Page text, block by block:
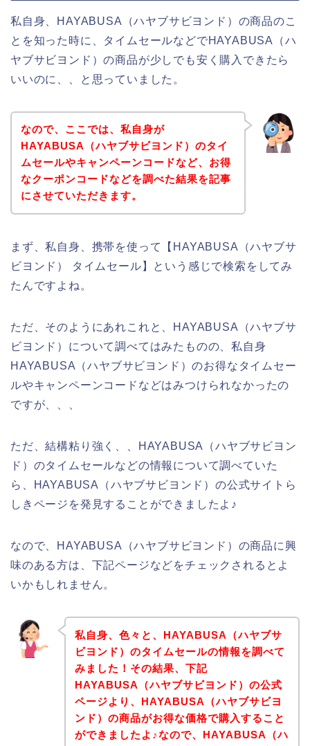
私自身、HAYABUSA（ハヤブサビヨンド）の商品のこ
とを知った時に、タイムセールなどでHAYABUSA（ハ
ヤブサビヨンド）の商品が少しでも安く購入できたら
いいのに、、と思っていました。
なので、ここでは、私自身が
HAYABUSA（ハヤブサビヨンド）のタイ
ムセールやキャンペーンコードなど、お得
なクーポンコードなどを調べた結果を記事
にさせていただきます。
まず、私自身、携帯を使って【HAYABUSA（ハヤブサ
ビヨンド） タイムセール】という感じで検索をしてみ
たんですよね。
ただ、そのようにあれこれと、HAYABUSA（ハヤブサ
ビヨンド）について調べてはみたものの、私自身
HAYABUSA（ハヤブサビヨンド）のお得なタイムセー
ルやキャンペーンコードなどはみつけられなかったの
ですが、、、
ただ、結構粘り強く、、HAYABUSA（ハヤブサビヨン
ド）のタイムセールなどの情報について調べていた
ら、HAYABUSA（ハヤブサビヨンド）の公式サイトら
しきページを発見することができましたよ♪
なので、HAYABUSA（ハヤブサビヨンド）の商品に興
味のある方は、下記ページなどをチェックされるとよ
いかもしれません。
私自身、色々と、HAYABUSA（ハヤブサ
ビヨンド）のタイムセールの情報を調べて
みました！その結果、下記
HAYABUSA（ハヤブサビヨンド）の公式
ページより、HAYABUSA（ハヤブサビヨ
ンド）の商品がお得な価格で購入すること
ができましたよ♪なので、HAYABUSA（ハ